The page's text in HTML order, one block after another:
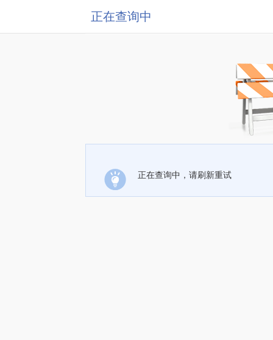
正在查询中
正在查询中，请刷新重试